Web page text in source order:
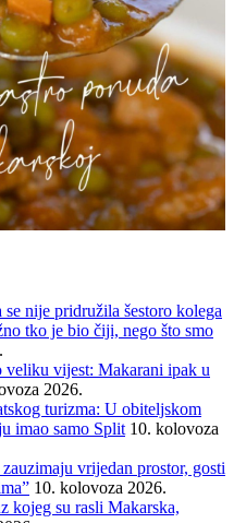
nije pridružila šestoro kolega
tko je bio čiji, nego što smo
vijest: Makarani ipak u
2026.
turizma: U obiteljskom
imao samo Split 10. kolovoza
vrijedan prostor, gosti
10. kolovoza 2026.
kojeg su rasli Makarska,